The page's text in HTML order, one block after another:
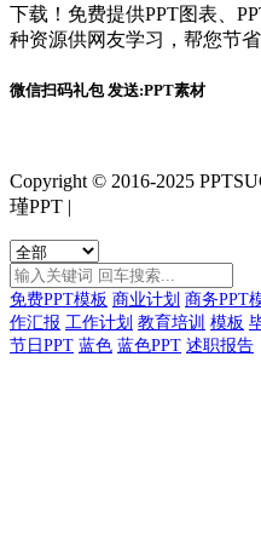
下载！免费提供PPT图表、
种资源供网友学习，帮您节省
微信扫码礼包 发送:PPT素材
Copyright © 2016-2025
瑾PPT |
免费PPT模板 商业计划 商务PPT
作汇报 工作计划 教育培训 模板
节日PPT 蓝色 蓝色PPT 述职报告